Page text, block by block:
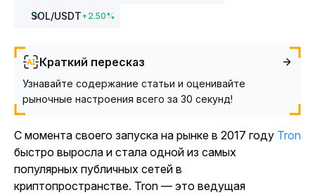
SOL/USDT+2.50%
Краткий пересказ
Узнавайте содержание статьи и оценивайте
рыночные настроения всего за 30 секунд!
С момента своего запуска на рынке в 2017 году Tron
быстро выросла и стала одной из самых
популярных публичных сетей в
криптопространстве. Tron — это ведущая